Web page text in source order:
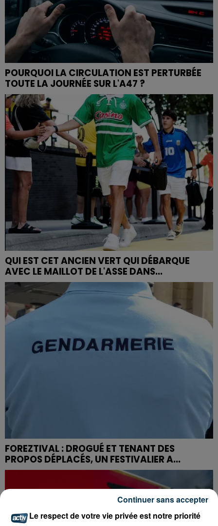
POURQUOI LA CIRCULATION EST PERTURBÉE
TOUTE LA JOURNÉE SUR L'A47 ?
QUI EST CET ANCIEN VERT QUI DÉBARQUE
AVEC LE MAILLOT DE L'ASSE DANS...
FOREZTIVAL : DROGUÉ ET TENANT DES
PROPOS DÉPLACÉS, UN FESTIVALIER A...
Le respect de votre vie privée est notre priorité
Continuer sans accepter